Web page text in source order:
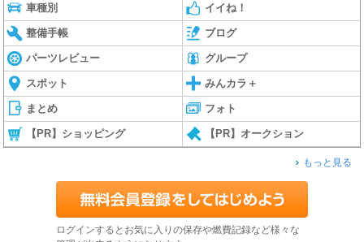
車種別 イイね！
整備手帳 ブログ
パーツレビュー グループ
スポット みんカラ＋
まとめ フォト
【PR】ショッピング 【PR】オークション
もっと見る
ログインするとお気に入りの保存や燃費記録など様々な